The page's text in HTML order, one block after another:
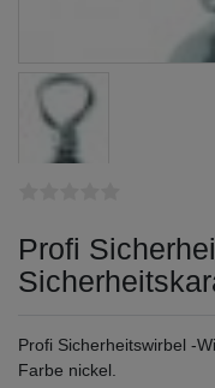
Profi
Profi Sicherheitswirbel -
Farbe nickel.